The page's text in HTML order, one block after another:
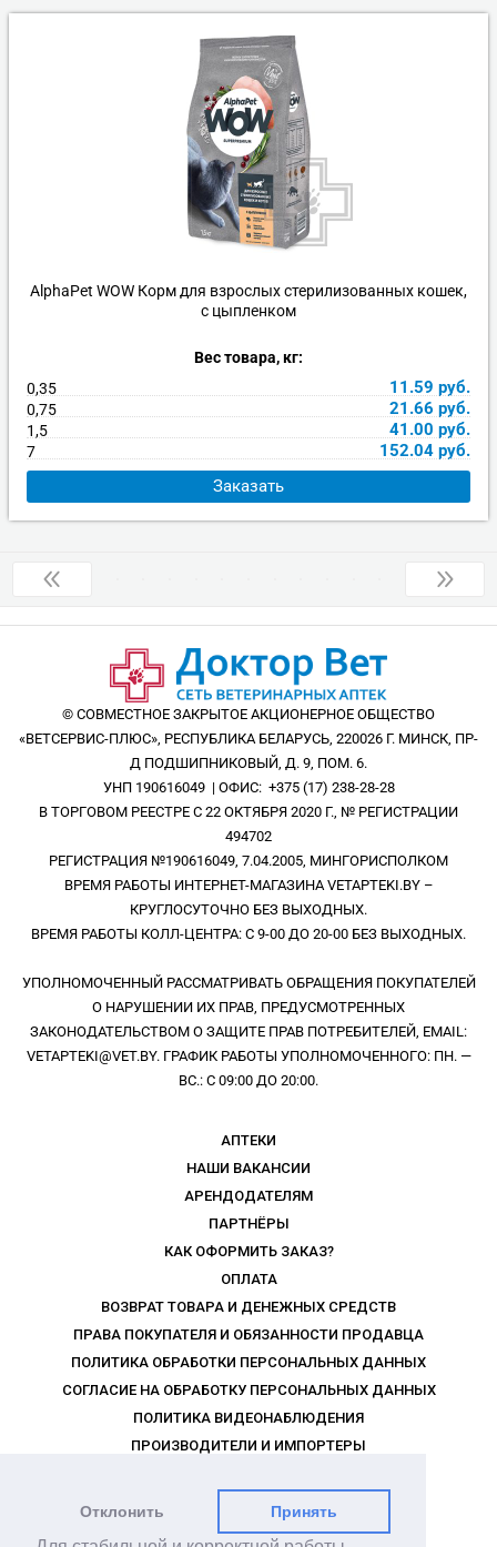
Отклонить Принять
AlphaPet WOW Корм для взрослых стерилизованных кошек,
с цыпленком
Вес товара, кг:
0,35
11.59 руб.
0,75 21.66 руб.
1,5 41.00 руб.
7 152.04 руб.
Заказать
© СОВМЕСТНОЕ ЗАКРЫТОЕ АКЦИОНЕРНОЕ ОБЩЕСТВО
«ВЕТСЕРВИС-ПЛЮС», РЕСПУБЛИКА БЕЛАРУСЬ, 220026 Г. МИНСК, ПР-
Д ПОДШИПНИКОВЫЙ, Д. 9, ПОМ. 6.
УНП 190616049 | ОФИС: +375 (17) 238-28-28
В ТОРГОВОМ РЕЕСТРЕ С 22 ОКТЯБРЯ 2020 Г., № РЕГИСТРАЦИИ
494702
РЕГИСТРАЦИЯ №190616049, 7.04.2005, МИНГОРИСПОЛКОМ
ВРЕМЯ РАБОТЫ ИНТЕРНЕТ-МАГАЗИНА VETAPTEKI.BY –
КРУГЛОСУТОЧНО БЕЗ ВЫХОДНЫХ.
ВРЕМЯ РАБОТЫ КОЛЛ-ЦЕНТРА: С 9-00 ДО 20-00 БЕЗ ВЫХОДНЫХ.
УПОЛНОМОЧЕННЫЙ РАССМАТРИВАТЬ ОБРАЩЕНИЯ ПОКУПАТЕЛЕЙ
О НАРУШЕНИИ ИХ ПРАВ, ПРЕДУСМОТРЕННЫХ
ЗАКОНОДАТЕЛЬСТВОМ О ЗАЩИТЕ ПРАВ ПОТРЕБИТЕЛЕЙ, EMAIL:
VETAPTEKI@VET.BY. ГРАФИК РАБОТЫ УПОЛНОМОЧЕННОГО: ПН. —
ВС.: С 09:00 ДО 20:00.
АПТЕКИ
НАШИ ВАКАНСИИ
АРЕНДОДАТЕЛЯМ
ПАРТНЁРЫ
КАК ОФОРМИТЬ ЗАКАЗ?
ОПЛАТА
ВОЗВРАТ ТОВАРА И ДЕНЕЖНЫХ СРЕДСТВ
ПРАВА ПОКУПАТЕЛЯ И ОБЯЗАННОСТИ ПРОДАВЦА
ПОЛИТИКА ОБРАБОТКИ ПЕРСОНАЛЬНЫХ ДАННЫХ
СОГЛАСИЕ НА ОБРАБОТКУ ПЕРСОНАЛЬНЫХ ДАННЫХ
ПОЛИТИКА ВИДЕОНАБЛЮДЕНИЯ
ПРОИЗВОДИТЕЛИ И ИМПОРТЕРЫ
МЫ В СОЦСЕТЯХ